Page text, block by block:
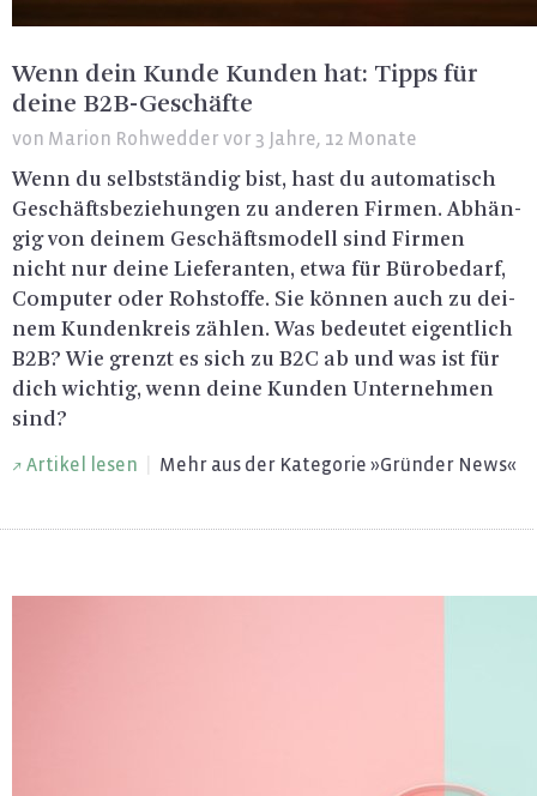
Wenn dein Kunde Kunden hat: Tipps für
deine B2B-Geschäfte
von Marion Rohwedder vor 3 Jahre, 12 Monate
Wenn du selbst­stän­dig bist, hast du au­to­ma­tisch
Ge­schäfts­be­zie­hun­gen zu an­de­ren Fir­men. Ab­hän­
gig von dei­nem Ge­schäfts­mo­dell sind Fir­men
nicht nur deine Lie­fe­ran­ten, etwa für Bü­ro­be­darf,
Com­pu­ter oder Roh­stof­fe. Sie kön­nen auch zu dei­
nem Kun­den­kreis zäh­len. Was be­deu­tet ei­gent­lich
B2B? Wie grenzt es sich zu B2C ab und was ist für
dich wich­tig, wenn deine Kun­den Un­ter­neh­men
sind?
Ar­ti­kel lesen Mehr aus der Ka­te­go­rie »Grün­der News«